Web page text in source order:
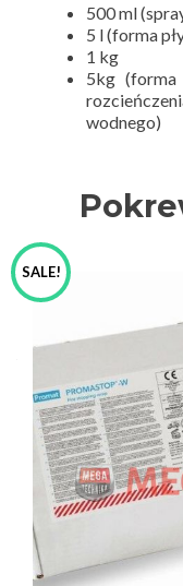
500 ml
5 l (forma
1 kg
5kg (forma
wodnego)
SALE!